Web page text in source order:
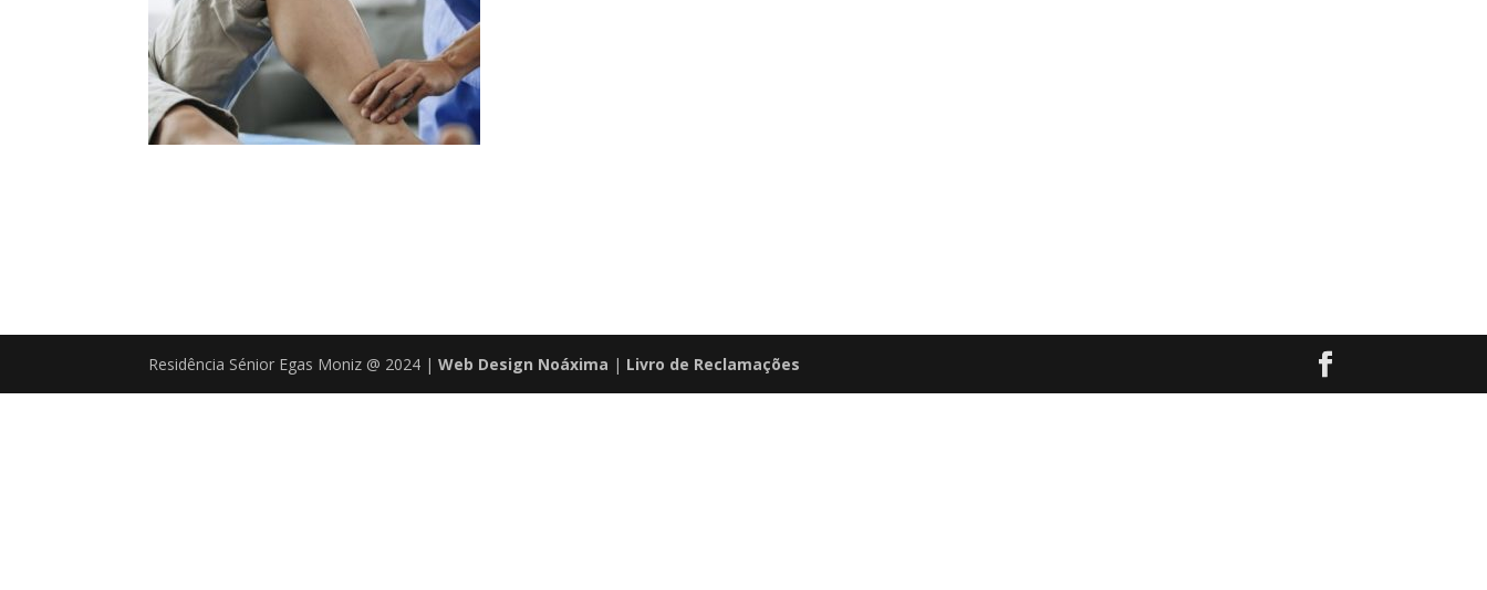
Residência Sénior Egas Moniz @ 2024 |Web Design Noáxima | Livro de Reclamações